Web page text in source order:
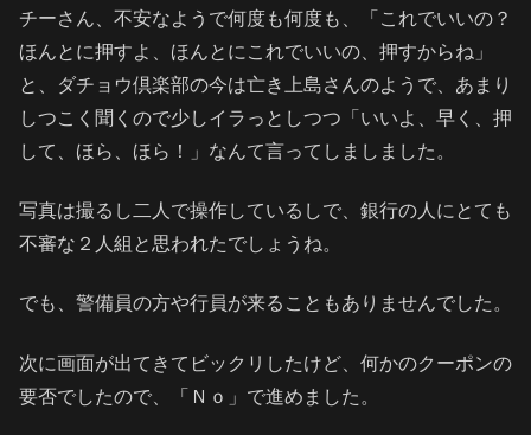
チーさん、不安なようで何度も何度も、「これでいいの？
ほんとに押すよ、ほんとにこれでいいの、押すからね」
と、ダチョウ倶楽部の今は亡き上島さんのようで、あまり
しつこく聞くので少しイラっとしつつ「いいよ、早く、押
して、ほら、ほら！」なんて言ってしましました。
写真は撮るし二人で操作しているしで、銀行の人にとても
不審な２人組と思われたでしょうね。
でも、警備員の方や行員が来ることもありませんでした。
次に画面が出てきてビックリしたけど、何かのクーポンの
要否でしたので、「Ｎｏ」で進めました。